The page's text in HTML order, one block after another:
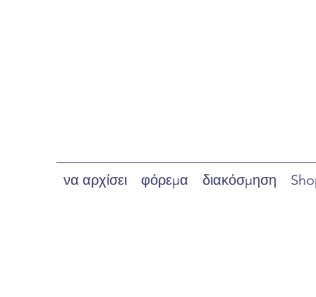
να αρχίσει φόρεμα διακόσμηση